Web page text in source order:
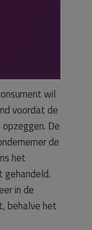
wil
voordat de
De
de
het
in de
behalve het